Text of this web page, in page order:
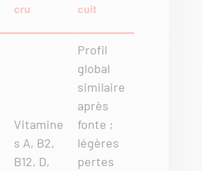
cru
cuit
Vitamine
s A, B2,
B12, D,
Profil
global
similaire
après
fonte ;
légères
pertes